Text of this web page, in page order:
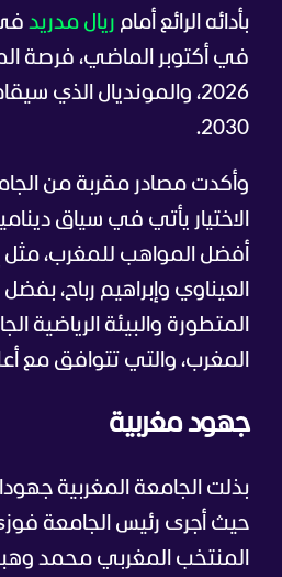
بأدائه الرائع أمام ريال مدريد
في أكتوبر الماضي، فرصة
2026، والمونديال الذي سيقام في
2030.
وأكدت مصادر مقربة من
الاختيار يأتي في سياق
أفضل المواهب للمغرب، مثل
العيناوي وإبراهيم رباح، بفضل
المتطورة والبيئة الرياضية
المغرب، والتي تتوافق مع
جهود مغربية
بذلت الجامعة المغربية
حيث أجرى رئيس الجامعة
المنتخب المغربي محمد